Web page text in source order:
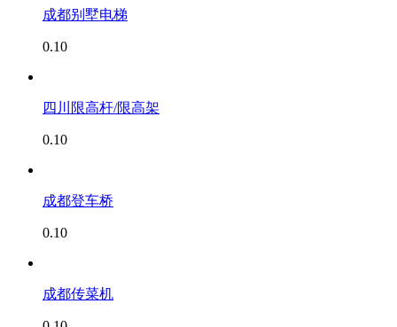
成都别墅电梯
0.10
四川限高杆/限高架
0.10
成都登车桥
0.10
成都传菜机